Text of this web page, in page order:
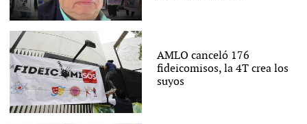
AMLO canceló 176
fideicomisos, la 4T crea los
suyos